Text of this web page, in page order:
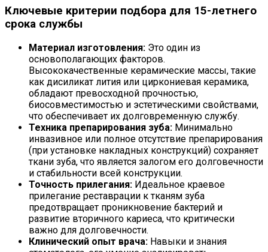
Ключевые критерии подбора для 15-летнего
срока службы
Материал изготовления: Это один из
основополагающих факторов.
Высококачественные керамические массы, такие
как дисиликат лития или циркониевая керамика,
обладают превосходной прочностью,
биосовместимостью и эстетическими свойствами,
что обеспечивает их долговременную службу.
Техника препарирования зуба: Минимально
инвазивное или полное отсутствие препарирования
(при установке накладных конструкций) сохраняет
ткани зуба, что является залогом его долговечности
и стабильности всей конструкции.
Точность прилегания: Идеальное краевое
прилегание реставрации к тканям зуба
предотвращает проникновение бактерий и
развитие вторичного кариеса, что критически
важно для долговечности.
Клинический опыт врача: Навыки и знания